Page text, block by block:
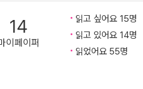
14
이페이퍼
읽고 싶어요 15명
읽고 있어요 14명
읽었어요 55명